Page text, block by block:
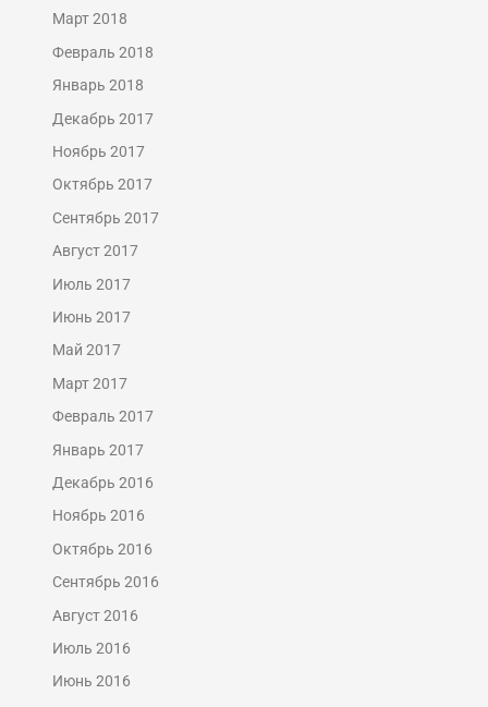
Март 2018
Февраль 2018
Январь 2018
Декабрь 2017
Ноябрь 2017
Октябрь 2017
Сентябрь 2017
Август 2017
Июль 2017
Июнь 2017
Май 2017
Март 2017
Февраль 2017
Январь 2017
Декабрь 2016
Ноябрь 2016
Октябрь 2016
Сентябрь 2016
Август 2016
Июль 2016
Июнь 2016